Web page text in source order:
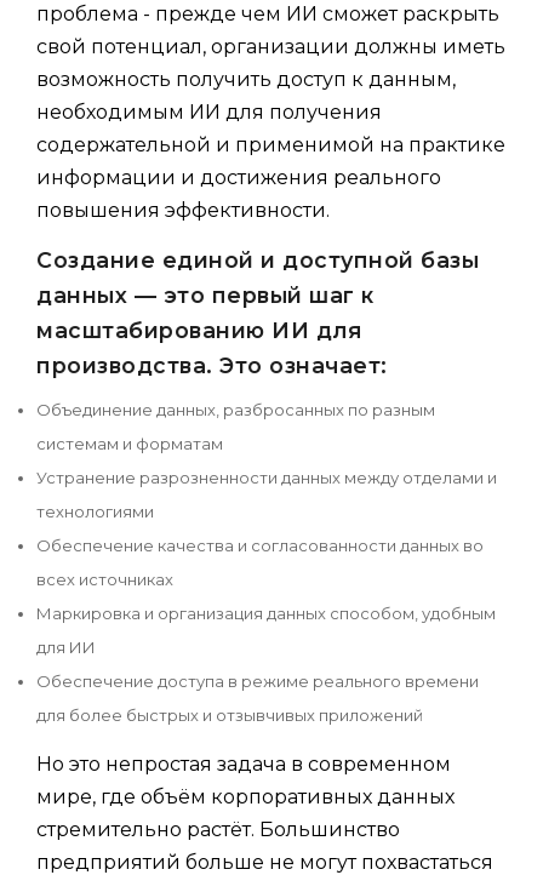
проблема - прежде чем ИИ сможет раскрыть
свой потенциал, организации должны иметь
возможность получить доступ к данным,
необходимым ИИ для получения
содержательной и применимой на практике
информации и достижения реального
повышения эффективности.
Создание единой и доступной базы
данных — это первый шаг к
масштабированию ИИ для
производства. Это означает:
Объединение данных, разбросанных по разным
системам и форматам
Устранение разрозненности данных между отделами и
технологиями
Обеспечение качества и согласованности данных во
всех источниках
Маркировка и организация данных способом, удобным
для ИИ
Обеспечение доступа в режиме реального времени
для более быстрых и отзывчивых приложений
Но это непростая задача в современном
мире, где объём корпоративных данных
стремительно растёт. Большинство
предприятий больше не могут похвастаться